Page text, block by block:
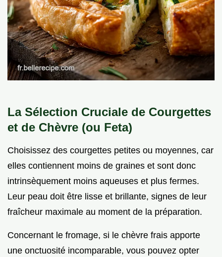
La Sélection Cruciale de Courgettes
et de Chèvre (ou Feta)
Choisissez des courgettes petites ou moyennes, car
elles contiennent moins de graines et sont donc
intrinsèquement moins aqueuses et plus fermes.
Leur peau doit être lisse et brillante, signes de leur
fraîcheur maximale au moment de la préparation.
Concernant le fromage, si le chèvre frais apporte
une onctuosité incomparable, vous pouvez opter